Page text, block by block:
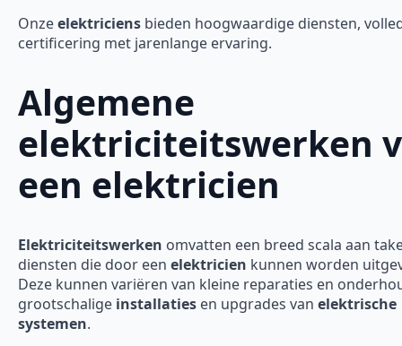
Onzeelektriciens bieden hoogwaardige diensten,
certificering met jarenlange ervaring.
Algemene
elektriciteitswerken
een elektricien
Elektriciteitswerken omvatten een breed scala aan
diensten die door een elektricien kunnen worden
Deze kunnen variëren van kleine reparaties en
grootschalige installaties en upgrades van elektrische
systemen.